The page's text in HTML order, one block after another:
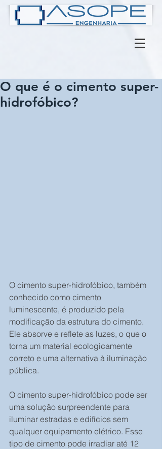
O que é o cimento super-
hidrofóbico?
O cimento super-hidrofóbico, também
conhecido como cimento
luminescente, é produzido pela
modificação da estrutura do cimento.
Ele absorve e reflete as luzes, o que o
torna um material ecologicamente
correto e uma alternativa à iluminação
pública.
O cimento super-hidrofóbico pode ser
uma solução surpreendente para
iluminar estradas e edifícios sem
qualquer equipamento elétrico. Esse
tipo de cimento pode irradiar até 12